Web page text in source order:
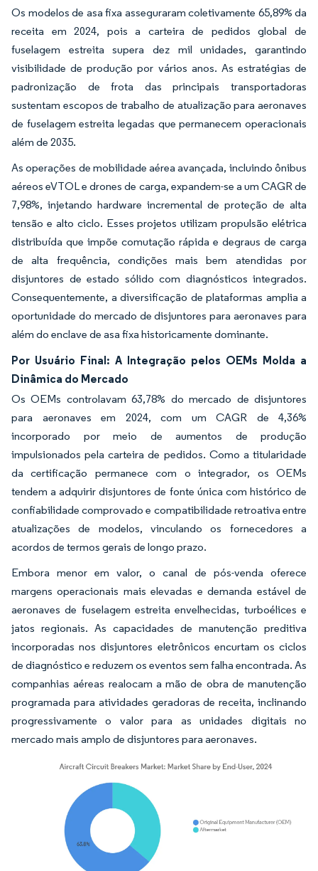
Os modelos de asa fixa asseguraram coletivamente 65,89% da
receita em 2024, pois a carteira de pedidos global de
fuselagem estreita supera dez mil unidades, garantindo
visibilidade de produção por vários anos. As estratégias de
padronização de frota das principais transportadoras
sustentam escopos de trabalho de atualização para aeronaves
de fuselagem estreita legadas que permanecem operacionais
além de 2035.
As operações de mobilidade aérea avançada, incluindo ônibus
aéreos eVTOL e drones de carga, expandem-se a um CAGR de
7,98%, injetando hardware incremental de proteção de alta
tensão e alto ciclo. Esses projetos utilizam propulsão elétrica
distribuída que impõe comutação rápida e degraus de carga
de alta frequência, condições mais bem atendidas por
disjuntores de estado sólido com diagnósticos integrados.
Consequentemente, a diversificação de plataformas amplia a
oportunidade do mercado de disjuntores para aeronaves para
além do enclave de asa fixa historicamente dominante.
Por Usuário Final: A Integração pelos OEMs Molda a
Dinâmica do Mercado
Os OEMs controlavam 63,78% do mercado de disjuntores
para aeronaves em 2024, com um CAGR de 4,36%
incorporado por meio de aumentos de produção
impulsionados pela carteira de pedidos. Como a titularidade
da certificação permanece com o integrador, os OEMs
tendem a adquirir disjuntores de fonte única com histórico de
confiabilidade comprovado e compatibilidade retroativa entre
atualizações de modelos, vinculando os fornecedores a
acordos de termos gerais de longo prazo.
Embora menor em valor, o canal de pós-venda oferece
margens operacionais mais elevadas e demanda estável de
aeronaves de fuselagem estreita envelhecidas, turboélices e
jatos regionais. As capacidades de manutenção preditiva
incorporadas nos disjuntores eletrônicos encurtam os ciclos
de diagnóstico e reduzem os eventos sem falha encontrada. As
companhias aéreas realocam a mão de obra de manutenção
programada para atividades geradoras de receita, inclinando
progressivamente o valor para as unidades digitais no
mercado mais amplo de disjuntores para aeronaves.